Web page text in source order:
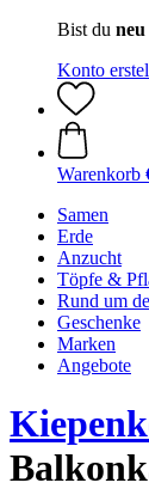
Bist du
Konto
Warenkorb
Samen
Erde
Anzucht
Töpfe &
Rund um
Geschenke
Marken
Angebote